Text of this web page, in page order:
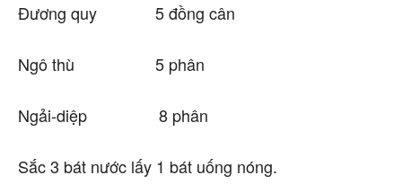
Đương quy 5 đồng cân
Ngô thù 5 phân
Ngải-diệp 8 phân
Sắc 3 bát nước lấy 1 bát uống nóng.